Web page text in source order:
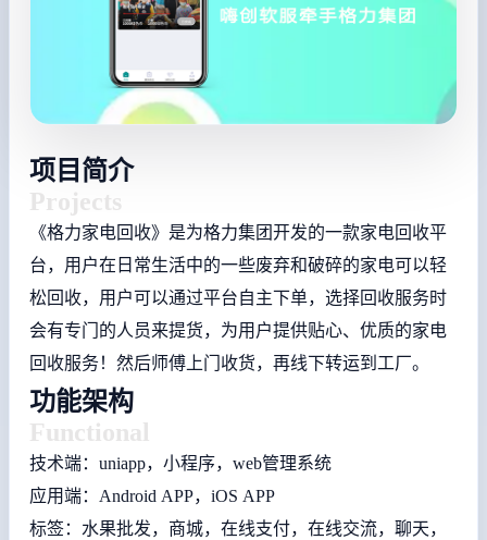
项目简介
Projects
《格力家电回收》是为格力集团开发的一款家电回收平
台，用户在日常生活中的一些废弃和破碎的家电可以轻
松回收，用户可以通过平台自主下单，选择回收服务时
会有专门的人员来提货，为用户提供贴心、优质的家电
回收服务！然后师傅上门收货，再线下转运到工厂。
功能架构
Functional
技术端：uniapp，小程序，web管理系统
应用端：Android APP，iOS APP
标签：水果批发，商城，在线支付，在线交流，聊天，